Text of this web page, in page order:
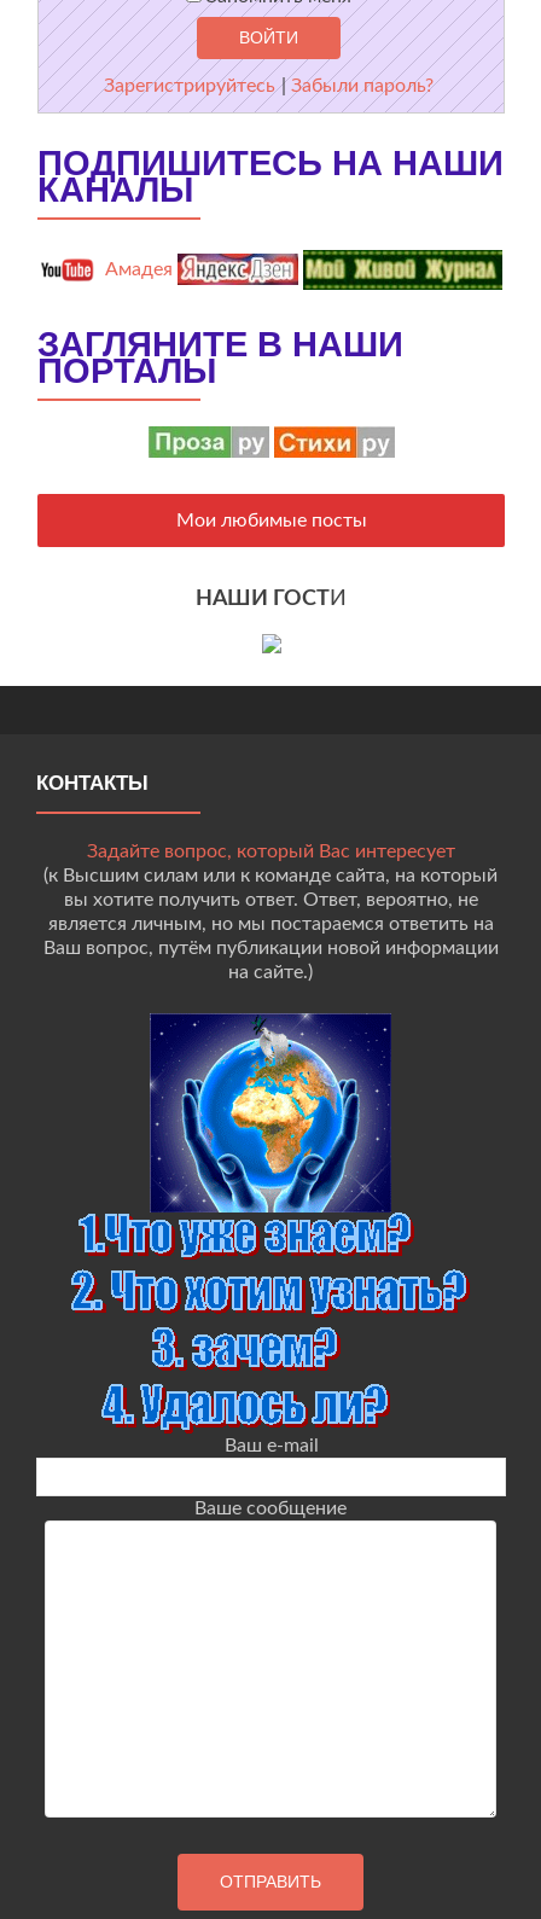
Зарегистрируйтесь |Забыли пароль?
ПОДПИШИТЕСЬ НА НАШИ
КАНАЛЫ
Амадея
ЗАГЛЯНИТЕ В НАШИ
ПОРТАЛЫ
Мои любимые посты
НАШИ ГОСТИ
КОНТАКТЫ
Задайте вопрос, который Вас интересует
(к Высшим силам или к команде сайта, на который
вы хотите получить ответ. Ответ, вероятно, не
является личным, но мы постараемся ответить на
Ваш вопрос, путём публикации новой информации
на сайте.)
Ваш e-mail
Ваше сообщение